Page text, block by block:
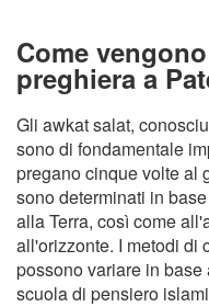
Come
preghiera a
Gli awkat salat,
sono di fondamentale
pregano cinque volte al
sono determinati in
alla Terra, così come
all'orizzonte. I metodi di
possono variare in
scuola di pensiero